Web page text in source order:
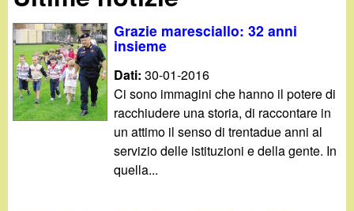
w
.
g
d
i
r
i
c
sei
qui
Grazie maresciallo: 32 anni
insieme
Dati:30-01-2016
Ci sono immagini che hanno il potere di
racchiudere una storia, di raccontare in
un attimo il senso di trentadue anni al
servizio delle istituzioni e della gente. In
quella...